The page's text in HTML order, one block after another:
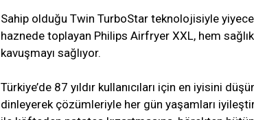
Sahip olduğu Twin TurboStar teknolojisiyle
haznede toplayan Philips Airfryer XXL, hem
kavuşmayı sağlıyor.
Türkiye’de 87 yıldır kullanıcıları için en iyisini
dinleyerek çözümleriyle her gün yaşamları